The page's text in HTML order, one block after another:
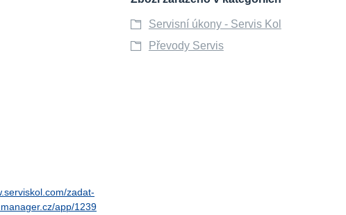
zadat-
app/1239
Servisní úkony - Servis Kol
Převody Servis